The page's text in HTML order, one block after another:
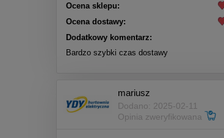
Ocena sklepu:
Ocena dostawy:
Dodatkowy komentarz:
Bardzo szybki czas dostawy
mariusz
Dodano: 2025-02-11
Opinia zweryfikowana